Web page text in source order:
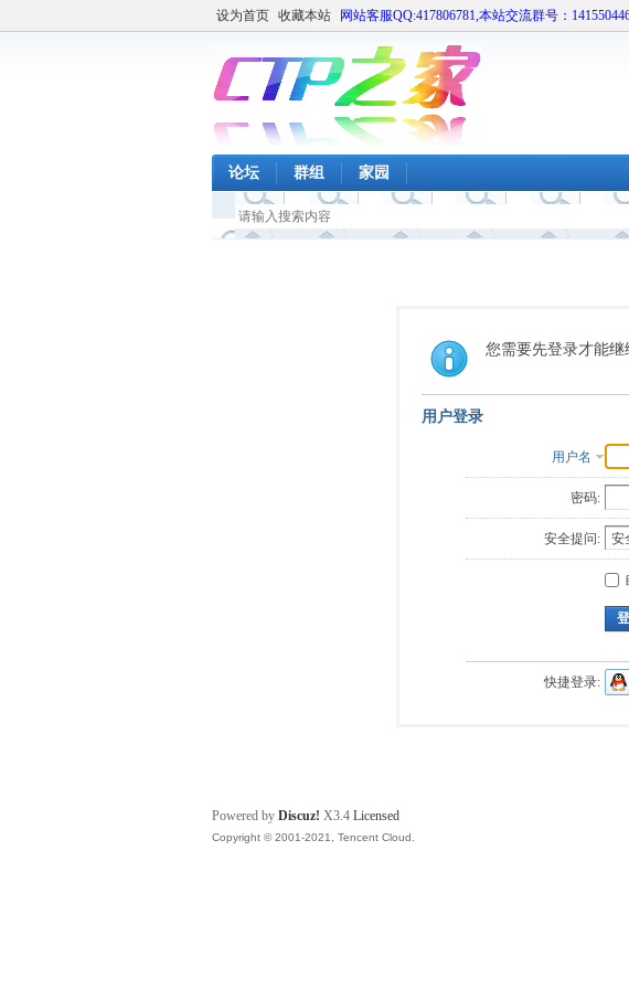
设为首页 收藏本站 网站客服QQ:417806781,本站交流群号：
论坛 群组 家园
您需要先登录才能继
用户登录
用户名
密码:
安全提问:
快捷登录:
Powered by Discuz! X3.4 Licensed
Copyright © 2001-2021, Tencent Cloud.